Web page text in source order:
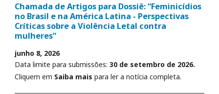
Chamada de Artigos para Dossiê: “Feminicídios
no Brasil e na América Latina - Perspectivas
Críticas sobre a Violência Letal contra
mulheres”
junho 8, 2026
Data limite para submissões: 30 de setembro de 2026.
Cliquem em Saiba mais para ler a notícia completa.